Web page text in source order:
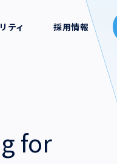
お問
ティ 採用情報
for